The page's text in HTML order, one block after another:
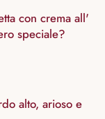
con crema all'
speciale?
alto, arioso e